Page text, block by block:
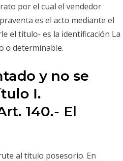
por el cual el vendedor
es el acto mediante el
el título- es la identificación La
o determinable.
y no se
I.
140.- El
al título posesorio. En